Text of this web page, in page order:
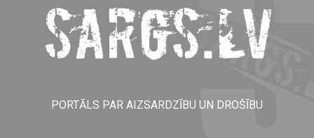
PORTĀLS PAR AIZSARDZĪBU UN DROŠĪBU